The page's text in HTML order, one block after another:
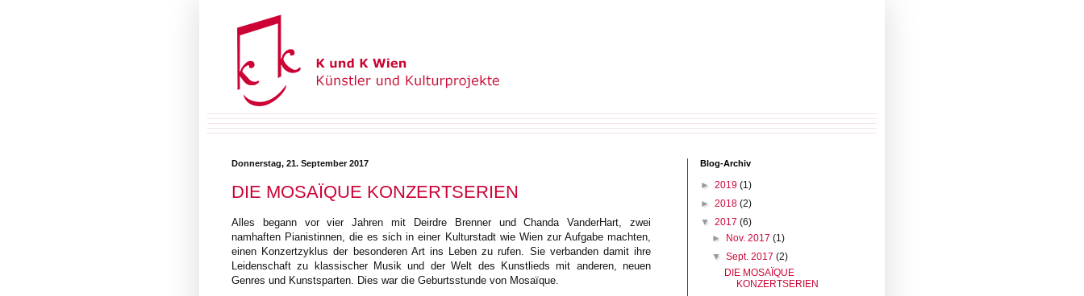
Donnerstag, 21. September 2017
DIE MOSAÏQUE KONZERTSERIEN
Alles begann vor vier Jahren mit Deirdre Brenner und Chanda VanderHart, zwei
namhaften Pianistinnen, die es sich in einer Kulturstadt wie Wien zur Aufgabe machten,
einen Konzertzyklus der besonderen Art ins Leben zu rufen. Sie verbanden damit ihre
Leidenschaft zu klassischer Musik und der Welt des Kunstlieds mit anderen, neuen
Genres und Kunstsparten. Dies war die Geburtsstunde von Mosaïque.
Blog-Archiv
► 2019 (1)
► 2018 (2)
▼ 2017 (6)
►
Nov. 2017(1)
▼Sept. 2017(2)
DIE MOSAÏQUE
KONZERTSERIEN